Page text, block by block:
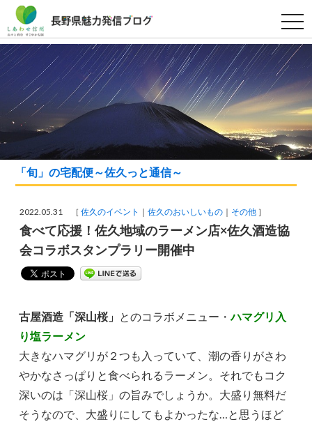
t
o
g
g
n
a
i
g
a
t
i
「旬」の宅配便～佐久っと通信～
2022.05.31 ［佐久のイベント 佐久のおいしいもの その他 ］
食べて応援！佐久地域のラーメン店×佐久酒造協
会コラボスタンプラリー開催中
古屋酒造「深山桜」 とのコラボメニュー・ハマグリ入
り塩ラーメン
大きなハマグリが２つも入っていて、潮の香りがさわ
やかなさっぱりと食べられるラーメン。それでもコク
深いのは「深山桜」の旨みでしょうか。大盛り無料だ
そうなので、大盛りにしてもよかったな…と思うほど